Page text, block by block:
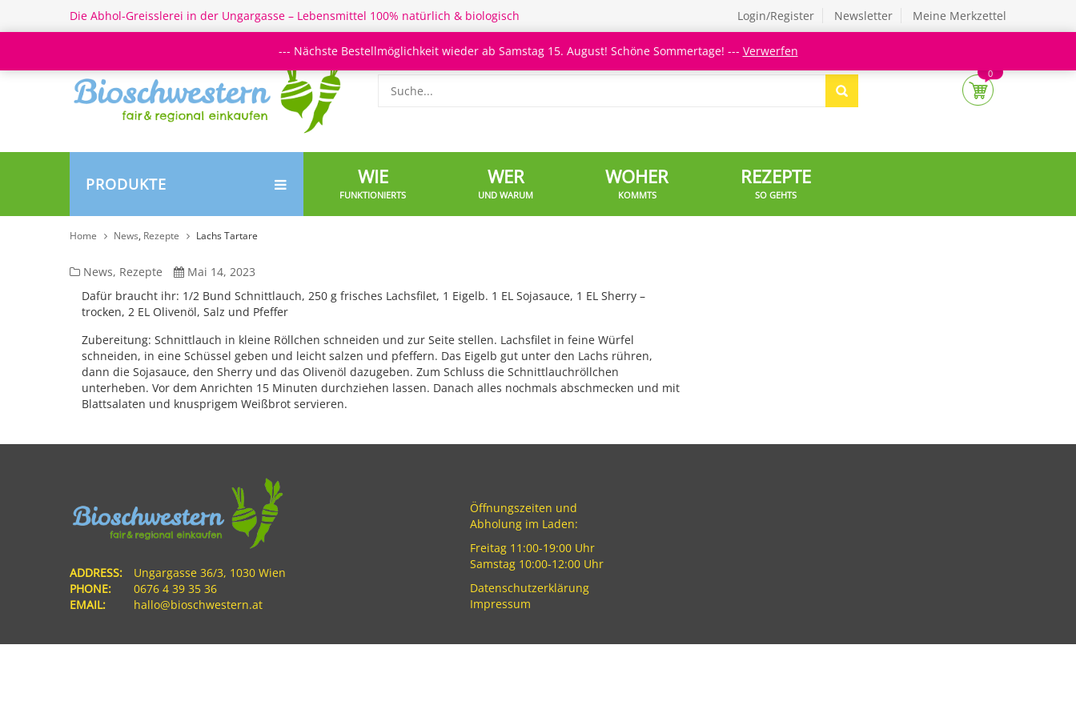
Die Abhol-Greisslerei in der Ungargasse – Lebensmittel 100% natürlich & biologisch Login/Register Newsletter Meine Merkzettel
0
PRODUKTE WIE
FUNKTIONIERTS
WER
UND WARUM
WOHER
KOMMTS
REZEPTE
SO GEHTS
Home News, Rezepte Lachs Tartare
Lachs
Tartare
News, Rezepte
Mai 14, 2023
Dafür braucht ihr: 1/2 Bund Schnittlauch, 250 g frisches Lachsfilet, 1 Eigelb. 1 EL Sojasauce, 1 EL Sherry –
trocken, 2 EL Olivenöl, Salz und Pfeffer
Zubereitung: Schnittlauch in kleine Röllchen schneiden und zur Seite stellen. Lachsfilet in feine Würfel
schneiden, in eine Schüssel geben und leicht salzen und pfeffern. Das Eigelb gut unter den Lachs rühren,
dann die Sojasauce, den Sherry und das Olivenöl dazugeben. Zum Schluss die Schnittlauchröllchen
unterheben. Vor dem Anrichten 15 Minuten durchziehen lassen. Danach alles nochmals abschmecken und mit
Blattsalaten und knusprigem Weißbrot servieren.
ADDRESS:
Ungargasse 36/3, 1030 Wien
PHONE:
0676 4 39 35 36
EMAIL:
hallo@bioschwestern.at
Öffnungszeiten und
Abholung im Laden:
Freitag 11:00-19:00 Uhr
Samstag 10:00-12:00 Uhr
Datenschutzerklärung
Impressum
--- Nächste Bestellmöglichkeit wieder ab Samstag 15. August! Schöne Sommertage! --- Verwerfen